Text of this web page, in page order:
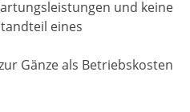
und keine
eines
Gänze als Betriebskosten